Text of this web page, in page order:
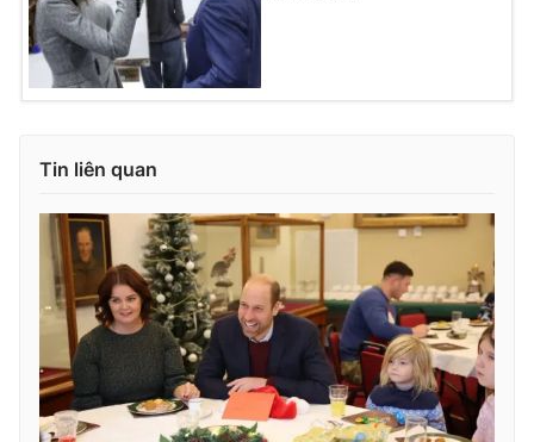
THỜI BÁO VTV
Cơ quan báo chí:Thời báo VTV
Giấy phép hoạt động báo in và báo điện tử số 483/GP-BTTTT
cấp ngày 29/12/2023
Tổng Biên tập:Vũ Thanh Thủy
Phó Tổng Biên tập: Nguyễn Thị Mỹ Hạnh, Phạm Quốc Thắng,
Nguyễn Trọng Ninh
Tổng đài VTV:024.38 355 931 - 024.38 355 932
Tin liên quan